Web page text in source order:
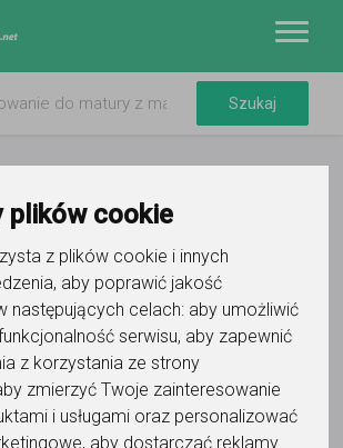
plików cookie
z plików cookie i innych
aby poprawić jakość
następujących celach: aby umożliwić
serwisu, aby zapewnić
z korzystania ze strony
zmierzyć Twoje zainteresowanie
i usługami oraz personalizować
, aby dostarczać reklamy
kontaktu